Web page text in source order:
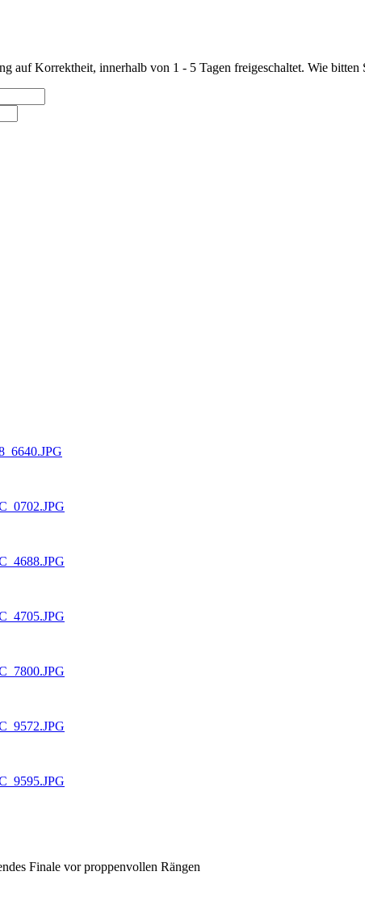
auf Korrektheit, innerhalb von 1 - 5 Tagen freigeschaltet. Wie
Finale vor proppenvollen Rängen